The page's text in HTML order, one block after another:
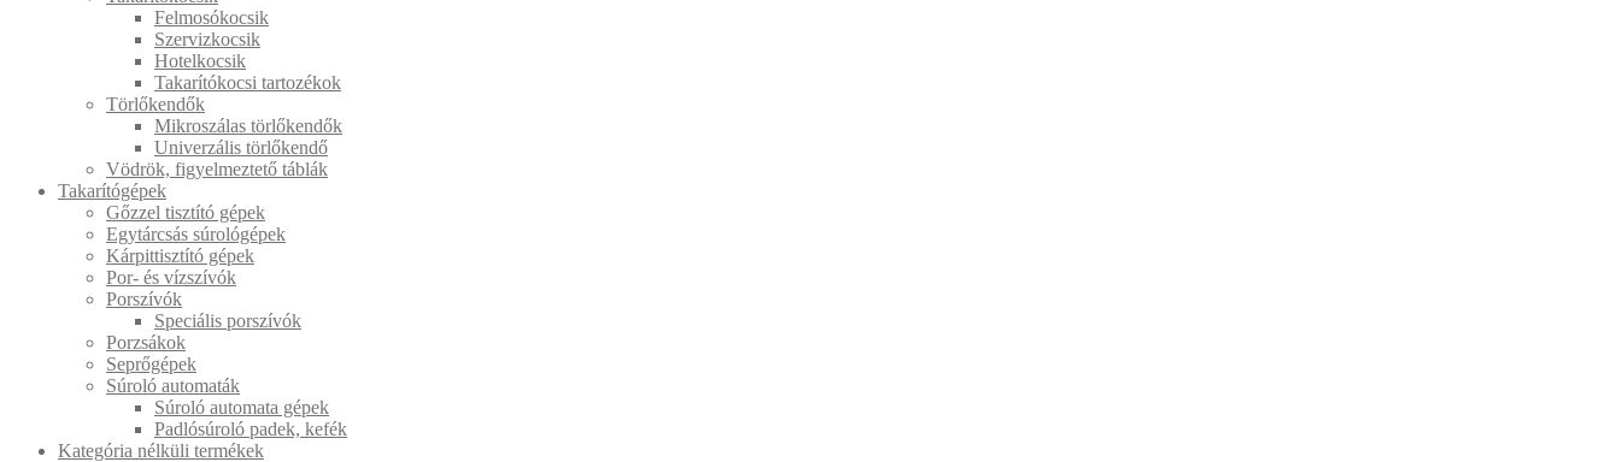
Felmosókocsik
Szervizkocsik
Hotelkocsik
Takarítókocsi tartozékok
Törlőkendők
Mikroszálas törlőkendők
Univerzális törlőkendő
Vödrök, figyelmeztető táblák
Takarítógépek
Gőzzel tisztító gépek
Egytárcsás súrológépek
Kárpittisztító gépek
Por- és vízszívók
Porszívók
Speciális porszívók
Porzsákok
Seprőgépek
Súroló automaták
Súroló automata gépek
Padlósúroló padek, kefék
Kategória nélküli termékek